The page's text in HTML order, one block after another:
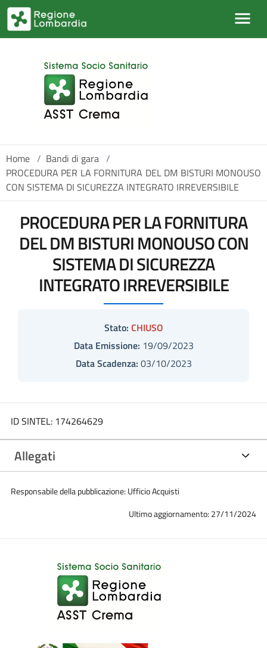
Salta al contenuto principale
Home / Bandi di gara /
PROCEDURA PER LA FORNITURA DEL DM BISTURI MONOUSO
CON SISTEMA DI SICUREZZA INTEGRATO IRREVERSIBILE
PROCEDURA PER LA FORNITURA
DEL DM BISTURI MONOUSO CON
SISTEMA DI SICUREZZA
INTEGRATO IRREVERSIBILE
Stato: CHIUSO
Data Emissione: 19/09/2023
Data Scadenza: 03/10/2023
ID SINTEL: 174264629
Allegati
Responsabile della pubblicazione: Ufficio Acquisti
Ultimo aggiornamento: 27/11/2024